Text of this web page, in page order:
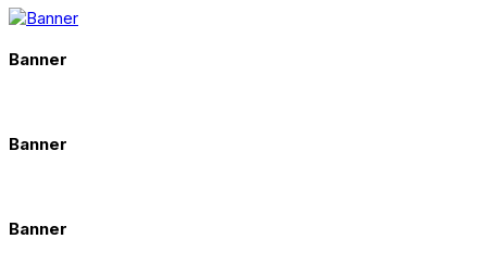
Banner
Banner
Banner